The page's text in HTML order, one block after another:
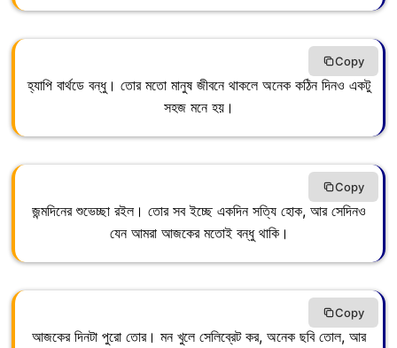
হ্যাপি বার্থডে বন্ধু। তোর মতো মানুষ জীবনে থাকলে অনেক কঠিন দিনও একটু
সহজ মনে হয়।
Copy
জন্মদিনের শুভেচ্ছা রইল। তোর সব ইচ্ছে একদিন সত্যি হোক, আর সেদিনও
যেন আমরা আজকের মতোই বন্ধু থাকি।
Copy
আজকের দিনটা পুরো তোর। মন খুলে সেলিব্রেট কর, অনেক ছবি তোল, আর
Copy